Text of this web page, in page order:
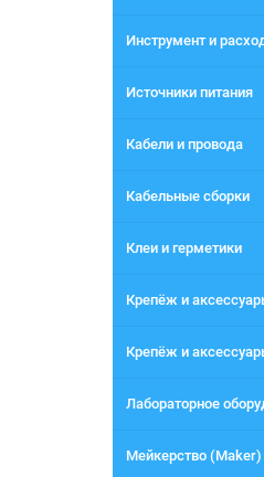
Инструмент и
Источники питания
Кабели и провода
Кабельные сборки
Клеи и герметики
Крепёж и
Крепёж и
Лабораторное
Мейкерство (Maker)